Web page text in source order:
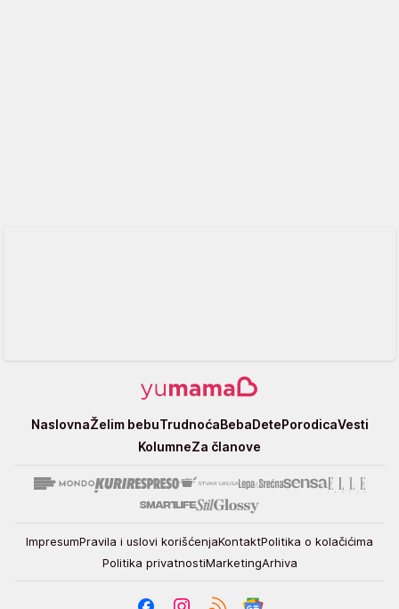
Yumama
NaslovnaŽelim bebuTrudnoćaBebaDetePorodicaVesti
KolumneZa članove
ImpresumPravila i uslovi korišćenjaKontaktPolitika o kolačićima
Politika privatnostiMarketingArhiva